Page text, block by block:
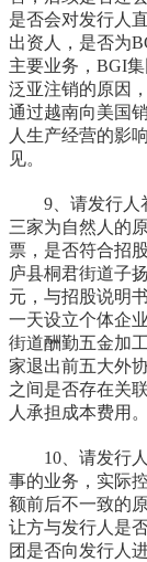
是否会对发行人
出资人，是否为
主要业务，BGI
泛亚注销的原因
通过越南向美国
人生产经营的影
见。
9、请发行人补
三家为自然人的
票，是否符合招
庐县桐君街道子
元，与招股说明
一天设立个体企
街道酬勤五金加
家退出前五大外
之间是否存在关
人承担成本费用
10、请发行人
事的业务，实际
额前后不一致的
让方与发行人是
团是否向发行人